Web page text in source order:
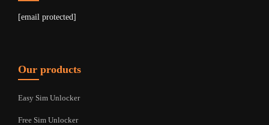
[email protected]
Our products
Easy Sim Unlocker
Free Sim Unlocker